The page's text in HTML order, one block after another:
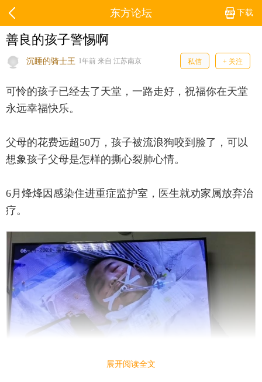
下载
东方论坛
善良的孩子警惕啊
沉睡的骑士王 1年前 来自 江苏南京 私信 + 关注
可怜的孩子已经去了天堂，一路走好，祝福你在天堂
永远幸福快乐。
父母的花费远超50万，孩子被流浪狗咬到脸了，可以
想象孩子父母是怎样的撕心裂肺心情。
6月烽烽因感染住进重症监护室，医生就劝家属放弃治
疗。
展开阅读全文